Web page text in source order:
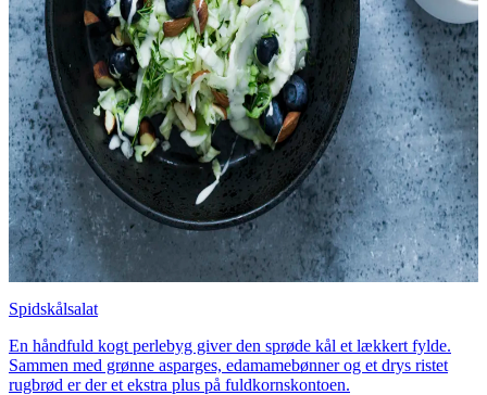
Spidskålsalat
En håndfuld kogt perlebyg giver den sprøde kål et lækkert fylde.
Sammen med grønne asparges, edamamebønner og et drys ristet
rugbrød er der et ekstra plus på fuldkornskontoen.